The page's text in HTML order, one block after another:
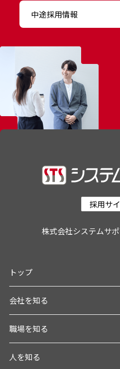
中途採用情報
採用サ
株式会社システムサ
トップ
会社を知る
職場を知る
人を知る